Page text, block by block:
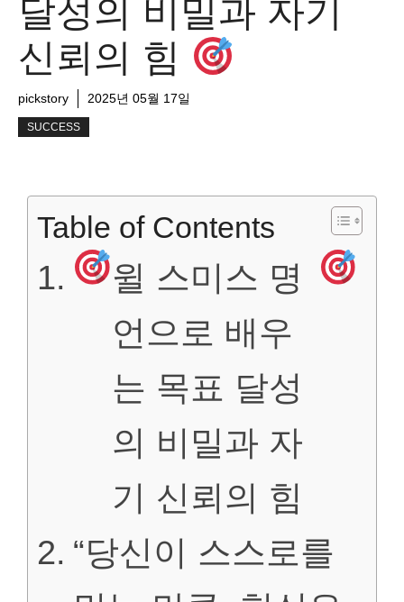
달성의 비밀과 자기
신뢰의 힘
pickstory 2025년 05월 17일
SUCCESS
Table of Contents
윌 스미스 명
언으로 배우
는 목표 달성
의 비밀과 자
기 신뢰의 힘
“당신이 스스로를